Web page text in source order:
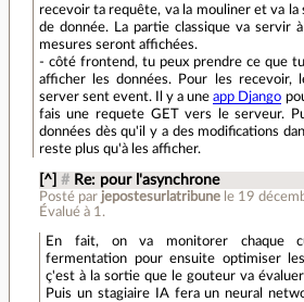
recevoir ta requête, va la mouliner et va la
de donnée. La partie classique va servir
mesures seront affichées.
- côté frontend, tu peux prendre ce que
afficher les données. Pour les
server sent event. Il y a uneapp Django
fais une requete GET vers le serveur.
données dès qu'il y a des modifications
reste plus qu'à les afficher.
[^] # Re: pour l'asynchrone
Posté par jepostesurlatribune le 19
Évalué à 1 .
En fait, on va monitorer chaque
fermentation pour ensuite optimiser
ç'est à la sortie que le gouteur va
Puis un stagiaire IA fera un neural